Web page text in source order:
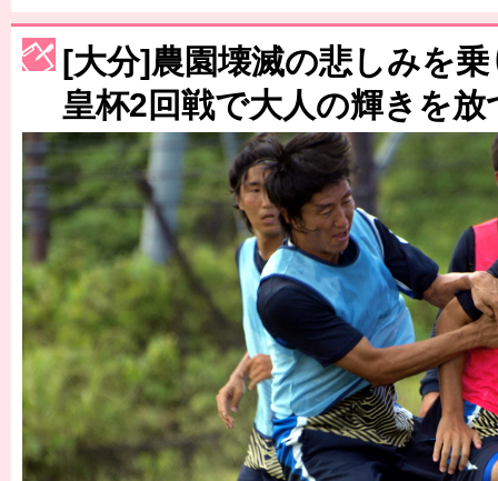
［3230号］世界一への夢は終わらない
［3223号］一丸。日本出陣
［3222号］史上最大のW杯開幕 注目は「個」
[大分]農園壊滅の悲しみを
皇杯2回戦で大人の輝きを放